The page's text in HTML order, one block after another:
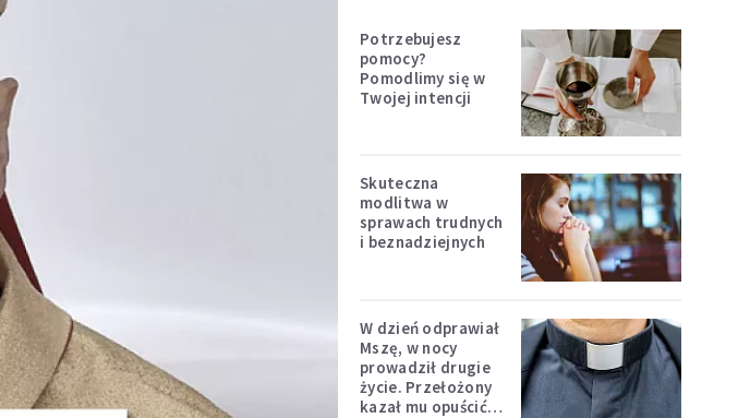
Potrzebujesz
pomocy?
Pomodlimy się w
Twojej intencji
Skuteczna
modlitwa w
sprawach trudnych
i beznadziejnych
W dzień odprawiał
Mszę, w nocy
prowadził drugie
życie. Przełożony
kazał mu opuścić